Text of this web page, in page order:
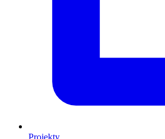
Projekty